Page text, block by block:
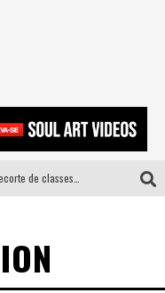
olhar a quem!?
Novo single de Arnaldo Tifu, “De Testa” explora brasilidade em sons, cores e símbolos